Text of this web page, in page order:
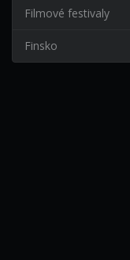
Filmové festivaly
Finsko